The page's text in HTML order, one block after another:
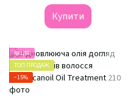
Купити
АКЦІЯ
ТОП ПРОДАЖ
−15%